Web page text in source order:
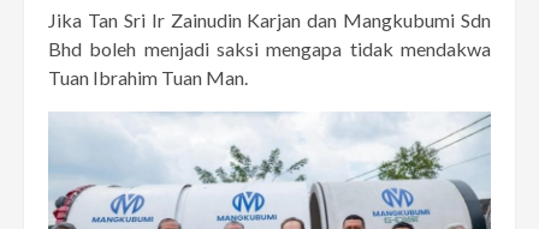
Jika Tan Sri Ir Zainudin Karjan dan Mangkubumi Sdn
Bhd boleh menjadi saksi mengapa tidak mendakwa
Tuan Ibrahim Tuan Man.